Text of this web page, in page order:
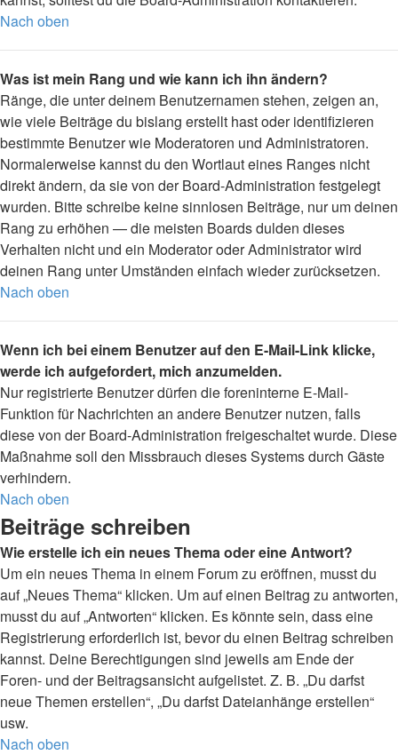
Nach oben
Was ist mein Rang und wie kann ich ihn ändern?
Ränge, die unter deinem Benutzernamen stehen, zeigen an,
wie viele Beiträge du bislang erstellt hast oder identifizieren
bestimmte Benutzer wie Moderatoren und Administratoren.
Normalerweise kannst du den Wortlaut eines Ranges nicht
direkt ändern, da sie von der Board-Administration festgelegt
wurden. Bitte schreibe keine sinnlosen Beiträge, nur um deinen
Rang zu erhöhen — die meisten Boards dulden dieses
Verhalten nicht und ein Moderator oder Administrator wird
deinen Rang unter Umständen einfach wieder zurücksetzen.
Nach oben
Wenn ich bei einem Benutzer auf den E-Mail-Link klicke,
werde ich aufgefordert, mich anzumelden.
Nur registrierte Benutzer dürfen die foreninterne E-Mail-
Funktion für Nachrichten an andere Benutzer nutzen, falls
diese von der Board-Administration freigeschaltet wurde. Diese
Maßnahme soll den Missbrauch dieses Systems durch Gäste
verhindern.
Nach oben
Beiträge schreiben
Wie erstelle ich ein neues Thema oder eine Antwort?
Um ein neues Thema in einem Forum zu eröffnen, musst du
auf „Neues Thema“ klicken. Um auf einen Beitrag zu antworten,
musst du auf „Antworten“ klicken. Es könnte sein, dass eine
Registrierung erforderlich ist, bevor du einen Beitrag schreiben
kannst. Deine Berechtigungen sind jeweils am Ende der
Foren- und der Beitragsansicht aufgelistet. Z. B. „Du darfst
neue Themen erstellen“, „Du darfst Dateianhänge erstellen“
usw.
Nach oben